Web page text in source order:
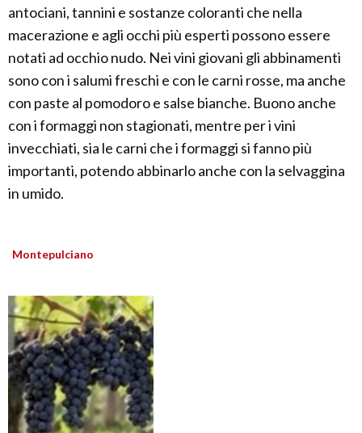
antociani, tannini e sostanze coloranti che nella
macerazione e agli occhi più esperti possono essere
notati ad occhio nudo. Nei vini giovani gli abbinamenti
sono con i salumi freschi e con le carni rosse, ma anche
con paste al pomodoro e salse bianche. Buono anche
con i formaggi non stagionati, mentre per i vini
invecchiati, sia le carni che i formaggi si fanno più
importanti, potendo abbinarlo anche con la selvaggina
in umido.
Montepulciano